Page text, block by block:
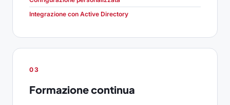
Integrazione con Active Directory
03
Formazione continua